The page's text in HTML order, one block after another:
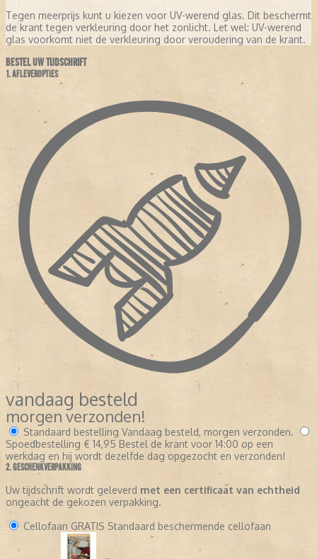
Tegen meerprijs kunt u kiezen voor UV-werend glas. Dit beschermt
de krant tegen verkleuring door het zonlicht. Let wel: UV-werend
glas voorkomt niet de verkleuring door veroudering van de krant.
BESTEL UW TIJDSCHRIFT
1. AFLEVEROPTIES
vandaag besteld
morgen verzonden!
Standaard bestelling Vandaag besteld, morgen verzonden.
Spoedbestelling € 14,95 Bestel de krant voor 14:00 op een
werkdag en hij wordt dezelfde dag opgezocht en verzonden!
2. GESCHENKVERPAKKING
Uw tijdschrift wordt geleverd met een certificaat van echtheid
ongeacht de gekozen verpakking.
Cellofaan GRATIS Standaard beschermende cellofaan